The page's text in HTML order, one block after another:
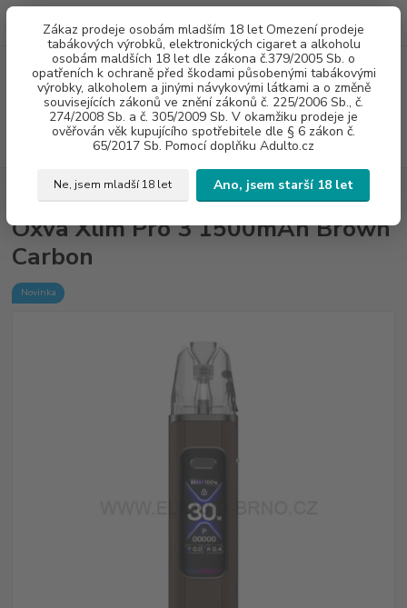
Zákaz prodeje osobám mladším 18 let Omezení prodeje
tabákových výrobků, elektronických cigaret a alkoholu
osobám maldších 18 let dle zákona č.379/2005 Sb. o
opatřeních k ochraně před škodami působenými tabákovými
výrobky, alkoholem a jinými návykovými látkami a o změně
souvisejících zákonů ve znění zákonů č. 225/2006 Sb., č.
274/2008 Sb. a č. 305/2009 Sb. V okamžiku prodeje je
ověřován věk kupujícího spotřebitele dle § 6 zákon č.
65/2017 Sb. Pomocí doplňku Adulto.cz
Ne, jsem mladší 18 let Ano, jsem starší 18 let
Menu
CZK
Hledat
8:00-20:00
za0 Kč
E - CIGARETY Oxva Xlim Pro 3 1500mAh Brown Carbon
Oxva Xlim Pro 3 1500mAh Brown
Carbon
Novinka